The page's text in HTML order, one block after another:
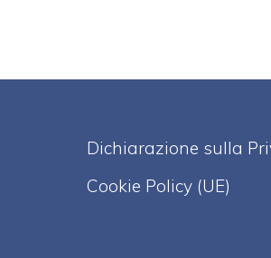
Dichiarazione sulla
Cookie Policy (UE)